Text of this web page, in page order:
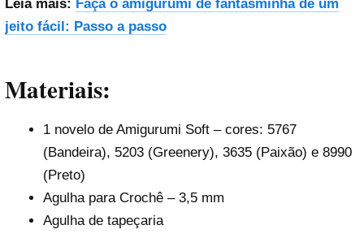
Leia mais: Faça o amigurumi de fantasminha de um
jeito fácil: Passo a passo
Materiais:
1 novelo de Amigurumi Soft – cores: 5767
(Bandeira), 5203 (Greenery), 3635 (Paixão) e 8990
(Preto)
Agulha para Crochê – 3,5 mm
Agulha de tapeçaria